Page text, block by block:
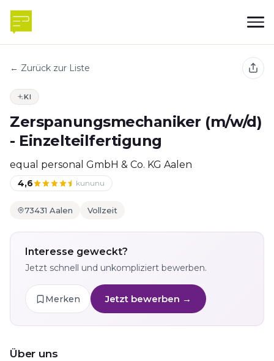
← Zurück zur Liste
KI
Zerspanungsmechaniker (m/w/d)
- Einzelteilfertigung
equal personal GmbH & Co. KG Aalen
4,6 kununu
73431 Aalen Vollzeit
Interesse geweckt?
Jetzt schnell und unkompliziert bewerben.
Merken Jetzt bewerben →
Über uns